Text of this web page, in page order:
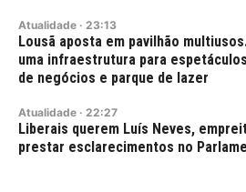
Atualidade · 23:13
Lousã aposta em pavilhão
uma infraestrutura para
de negócios e parque de lazer
Atualidade · 22:27
Liberais querem Luís Neves,
prestar esclarecimentos no